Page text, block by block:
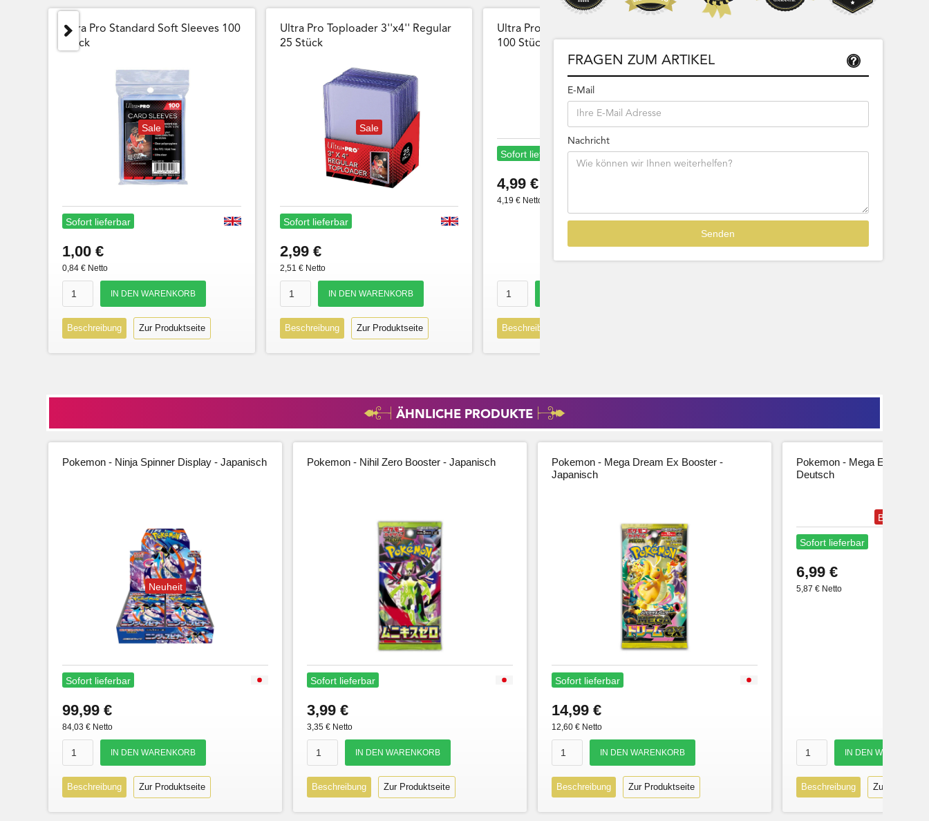
Ultra Pro Standard Soft Sleeves 100
Stück
Sale
Sofort lieferbar
1,00 €
0,84 € Netto
Beschreibung Zur Produktseite
Ultra Pro Toploader 3''x4'' Regular
25 Stück
Sale
Sofort lieferbar
2,99 €
2,51 € Netto
Beschreibung Zur Produktseite
Ultra Pro Card Sleeves Team Bags
100 Stück Wiederverschließbar
Sofort lieferbar
4,99 €
4,19 € Netto
Beschreibung
Bestseller
Sofort lieferbar
39,99
FRAGEN ZUM ARTIKEL
E-Mail
Nachricht
ÄHNLICHE PRODUKTE
Pokemon - Ninja Spinner Display - Japanisch
Neuheit
Sofort lieferbar
99,99 €
84,03 € Netto
Beschreibung Zur Produktseite
Pokemon - Nihil Zero Booster - Japanisch
Sofort lieferbar
3,99 €
3,35 € Netto
Beschreibung Zur Produktseite
Pokemon - Mega Dream Ex Booster -
Japanisch
Sofort lieferbar
14,99 €
12,60 € Netto
Beschreibung Zur Produktseite
Pokemon - Mega
Deutsch
Bestseller
Sofort lieferbar
6,99 €
5,87 € Netto
Beschreibung Zur